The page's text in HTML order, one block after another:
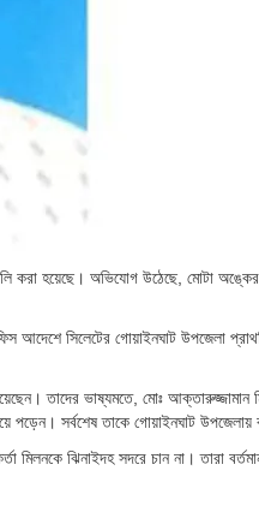
করা হয়েছে। অভিযোগ উঠেছে, মোটা অঙ্কের
সিলেটের গোয়াইনঘাট উপজেলা
তাদের ভাষ্যমতে, মোঃ
পড়েন। সর্বশেষ তাকে গোয়াইনঘাট উপজেলায়
মিলনকে ঝিনাইদহ সদরে চান না। তারা